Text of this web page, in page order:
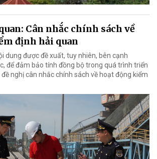
Cân nhắc chính sách về
định hải quan
dung được đề xuất, tuy nhiên, bên cạnh
để đảm bảo tính đồng bộ trong quá trình triển
đề nghị cân nhắc chính sách về hoạt động kiểm